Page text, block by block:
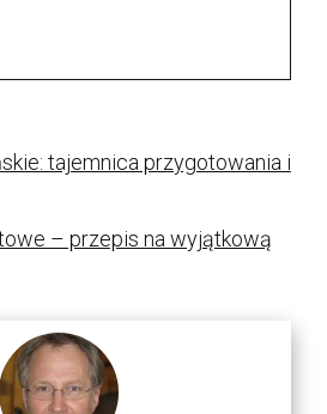
tajemnica przygotowania i
– przepis na wyjątkową